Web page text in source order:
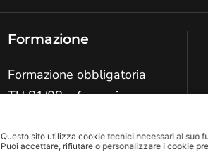
Formazione
Formazione obbligatoria
TU 81/08 e formazione
Questo sito utilizza cookie tecnici necessari al suo
Puoi accettare, rifiutare o personalizzare i cookie